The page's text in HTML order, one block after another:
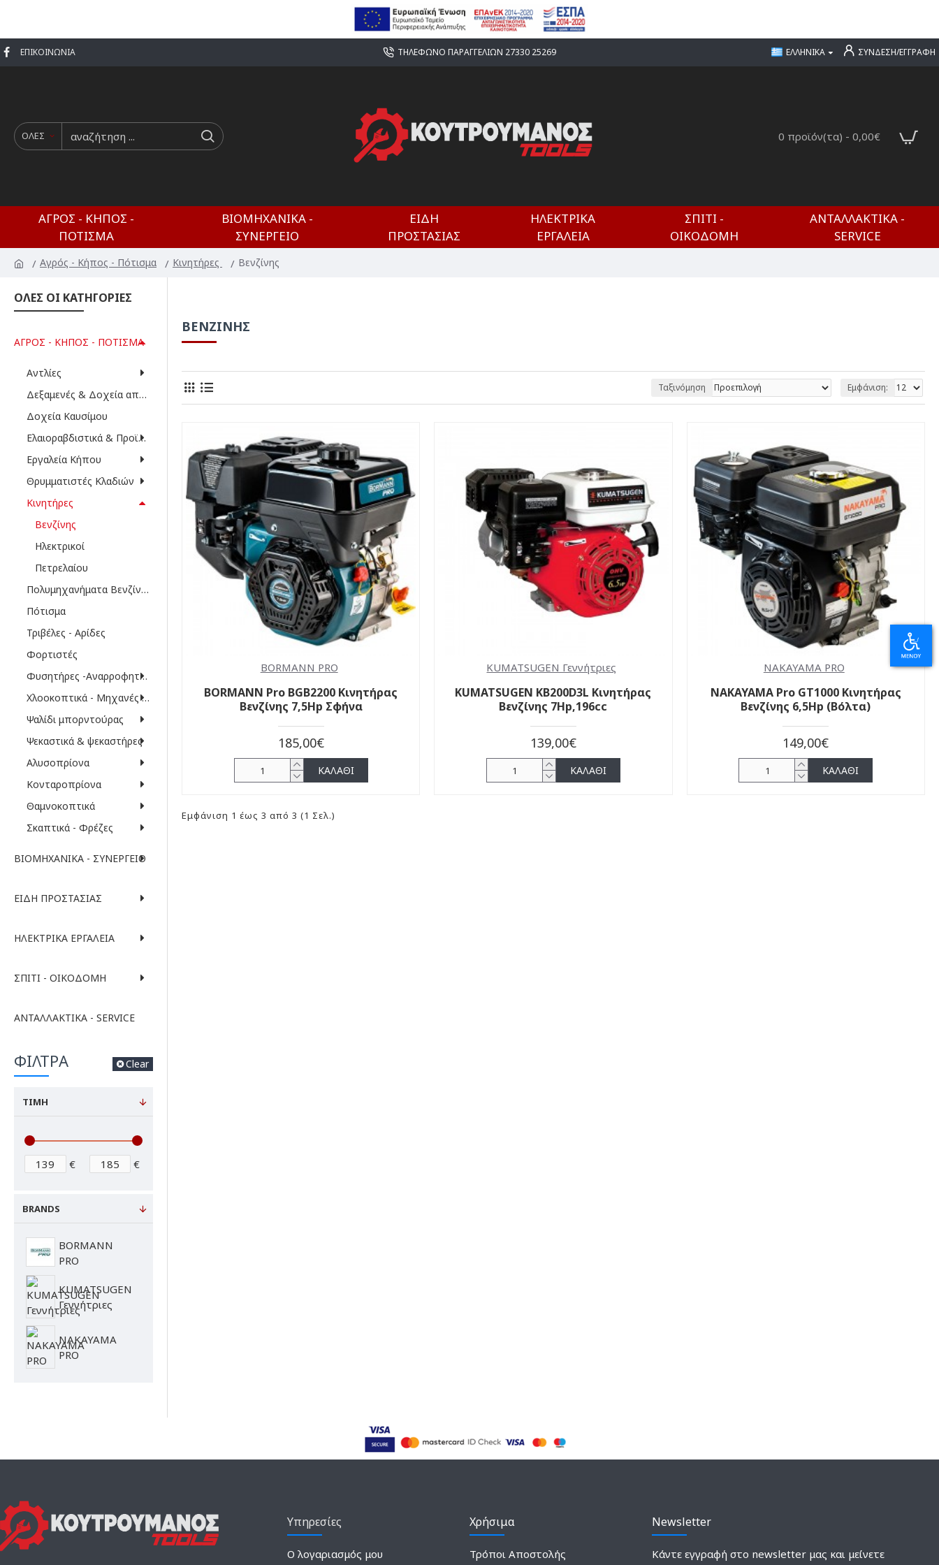
ΕΠΙΚΟΙΝΩΝΊΑ ΤΗΛΕΦΩΝΟ ΠΑΡΑΓΓΕΛΙΩΝ 27330 25269 ΕΛΛΗΝΙΚΆ ΣΎΝΔΕΣΗ/ΕΓΓΡΑΦΉ
ΟΛΕΣ 0 προϊόν(τα) - 0,00€
ΑΓΡΌΣ - ΚΉΠΟΣ -
ΠΌΤΙΣΜΑ
ΒΙΟΜΗΧΑΝΙΚΆ -
ΣΥΝΕΡΓΕΊΟ
ΕΊΔΗ
ΠΡΟΣΤΑΣΊΑΣ
ΗΛΕΚΤΡΙΚΆ
ΕΡΓΑΛΕΊΑ
ΣΠΊΤΙ -
ΟΙΚΟΔΟΜΉ
ΑΝΤΑΛΛΑΚΤΙΚΆ -
SERVICE
Αγρός - Κήπος - Πότισμα Κινητήρες Βενζίνης
ΟΛΕΣ ΟΙ ΚΑΤΗΓΟΡΙΕΣ
ΑΓΡΌΣ - ΚΉΠΟΣ - ΠΌΤΙΣΜΑ
Αντλίες
Δεξαμενές & Δοχεία αποθήκευσης
Δοχεία Καυσίμου
Ελαιοραβδιστικά & Προϊόντα Ελαιοσυλλογής
Εργαλεία Κήπου
Θρυμματιστές Κλαδιών
Κινητήρες
Βενζίνης
Ηλεκτρικοί
Πετρελαίου
Πολυμηχανήματα Βενζίνης
Πότισμα
Τριβέλες - Αρίδες
Φορτιστές
Φυσητήρες -Αναρροφητήρες
Χλοοκοπτικά - Μηχανές γκαζόν
Ψαλίδι μπορντούρας
Ψεκαστικά & ψεκαστήρες
Αλυσοπρίονα
Κονταροπρίονα
Θαμνοκοπτικά
Σκαπτικά - Φρέζες
ΒΙΟΜΗΧΑΝΙΚΆ - ΣΥΝΕΡΓΕΊΟ
ΕΊΔΗ ΠΡΟΣΤΑΣΊΑΣ
ΗΛΕΚΤΡΙΚΆ ΕΡΓΑΛΕΊΑ
ΣΠΊΤΙ - ΟΙΚΟΔΟΜΉ
ΑΝΤΑΛΛΑΚΤΙΚΆ - SERVICE
ΦΙΛΤΡΑ Clear
ΤΙΜΗ
€ €
BRANDS
BORMANN
PRO
KUMATSUGEN
Γεννήτριες
NAKAYAMA
PRO
ΒΕΝΖΊΝΗΣ
Ταξινόμηση Εμφάνιση:
BORMANN PRO
BORMANN Pro BGB2200 Κινητήρας
Βενζίνης 7,5Ηp Σφήνα
185,00€
ΚΑΛΆΘΙ
KUMATSUGEN Γεννήτριες
KUMATSUGEN KB200D3L Κινητήρας
Βενζίνης 7Hp,196cc
139,00€
ΚΑΛΆΘΙ
NAKAYAMA PRO
NAKAYAMA Pro GT1000 Κινητήρας
Βενζίνης 6,5Hp (Βόλτα)
149,00€
ΚΑΛΆΘΙ
Εμφάνιση 1 έως 3 από 3 (1 Σελ.)
Υπηρεσίες
Ο λογαριασμός μου
Χρήσιμα
Τρόποι Αποστολής
Newsletter
Κάντε εγγραφή στο newsletter μας και μείνετε